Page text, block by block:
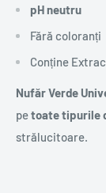
pH neutru
Fără coloranți
Conține
Nufăr Verde
petoate tipurile
strălucitoare.